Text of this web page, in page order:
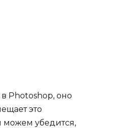
Photoshop, оно
это
можем убедится,